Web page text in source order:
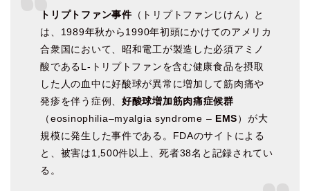
トリプトファン事件（トリプトファンじけん）と
は、1989年秋から1990年初頭にかけてのアメリカ
合衆国において、昭和電工が製造した必須アミノ
酸であるL-トリプトファンを含む健康食品を摂取
した人の血中に好酸球が異常に増加して筋肉痛や
発疹を伴う症例、 好酸球増加筋肉痛症候群
（eosinophilia–myalgia syndrome – EMS）が大
規模に発生した事件である。FDAのサイトによる
と、被害は1,500件以上、死者38名と記録されてい
る。